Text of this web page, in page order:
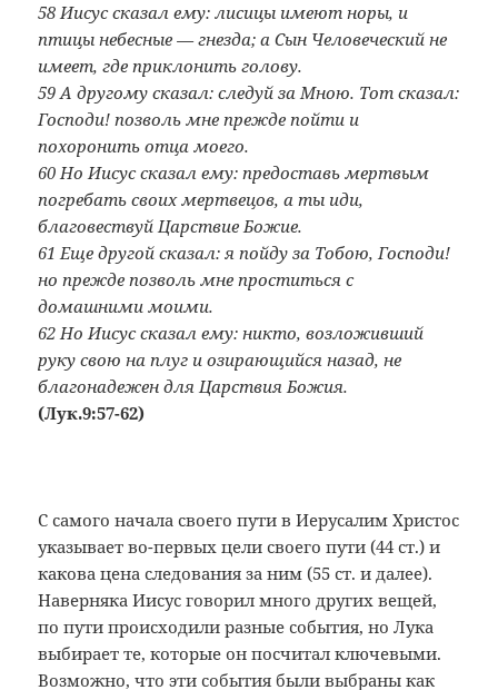
58 Иисус сказал ему: лисицы имеют норы, и
птицы небесные — гнезда; а Сын Человеческий не
имеет, где приклонить голову.
59 А другому сказал: следуй за Мною. Тот сказал:
Господи! позволь мне прежде пойти и
похоронить отца моего.
60 Но Иисус сказал ему: предоставь мертвым
погребать своих мертвецов, а ты иди,
благовествуй Царствие Божие.
61 Еще другой сказал: я пойду за Тобою, Господи!
но прежде позволь мне проститься с
домашними моими.
62 Но Иисус сказал ему: никто, возложивший
руку свою на плуг и озирающийся назад, не
благонадежен для Царствия Божия.
(Лук.9:57-62)
С самого начала своего пути в Иерусалим Христос
указывает во-первых цели своего пути (44 ст.) и
какова цена следования за ним (55 ст. и далее).
Наверняка Иисус говорил много других вещей,
по пути происходили разные события, но Лука
выбирает те, которые он посчитал ключевыми.
Возможно, что эти события были выбраны как